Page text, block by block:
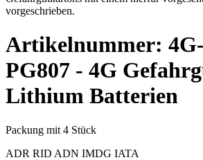
Artikelnummer:
PG807 - 4G
Lithium Batterien
Packung mit 4 Stück
ADR RID ADN IMDG IATA